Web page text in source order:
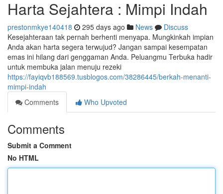
Harta Sejahtera : Mimpi Indah
prestonmkye140418 295 days ago News
Discuss
Kesejahteraan tak pernah berhenti menyapa. Mungkinkah impian
Anda akan harta segera terwujud? Jangan sampai kesempatan
emas ini hilang dari genggaman Anda. Peluangmu Terbuka hadir
untuk membuka jalan menuju rezeki
https://fayiqvb188569.tusblogos.com/38286445/berkah-menanti-
mimpi-indah
Comments
Who Upvoted
Comments
Submit a Comment
No HTML